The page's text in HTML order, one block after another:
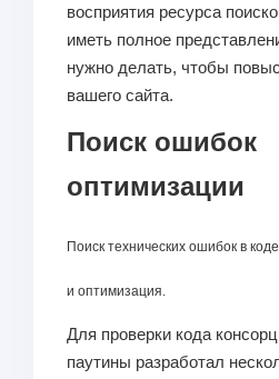
восприятия ресурса
иметь полное
нужно делать, чтобы
вашего сайта.
Поиск ошибок
оптимизации
Поиск технических ошибок в
и оптимизация.
Для проверки кода
паутины разработал